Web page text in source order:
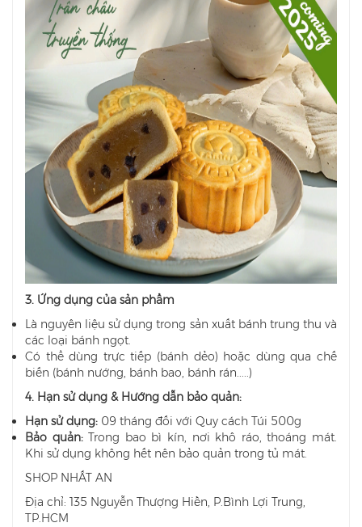
3. Ứng dụng của sản phẩm
Là nguyên liệu sử dụng trong sản xuất bánh trung thu và
các loại bánh ngọt.
Có thể dùng trực tiếp (bánh dẻo) hoặc dùng qua chế
biến (bánh nướng, bánh bao, bánh rán.....)
4. Hạn sử dụng & Hướng dẫn bảo quản:
Hạn sử dụng: 09 tháng đối với Quy cách Túi 500g
Bảo quản:Trong bao bì kín, nơi khô ráo, thoáng mát.
Khi sử dụng không hết nên bảo quản trong tủ mát.
SHOP NHẤT AN
Địa chỉ: 135 Nguyễn Thượng Hiền, P.Bình Lợi Trung,
TP.HCM